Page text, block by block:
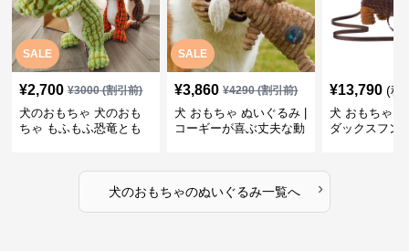
SALE
¥2,700 ¥3000(割引前)
犬のおもちゃ 犬のおも
ちゃ もふもふ恐竜とも
SALE
¥3,860 ¥4290(割引前)
犬 おもちゃ ぬいぐるみ |
コーギーが喜ぶ丈夫な動
¥13,790 (税
犬 おもちゃ
ダックスフン
犬のおもちゃのぬいぐるみ一覧へ ›